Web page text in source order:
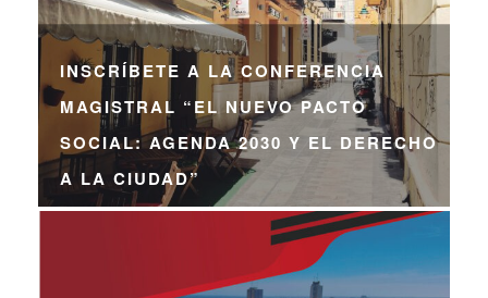
INSCRÍBETE A LA CONFERENCIA
MAGISTRAL “EL NUEVO PACTO
SOCIAL: AGENDA 2030 Y EL DERECHO
A LA CIUDAD”